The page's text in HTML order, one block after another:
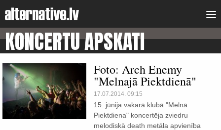
KONCERTU APSKATI
Foto: Arch Enemy
"Melnajā Piektdienā"
17.07.2014. 09:15
15. jūnija vakarā klubā "Melnā
Piektdiena" koncertēja zviedru
melodiskā death metāla apvienība